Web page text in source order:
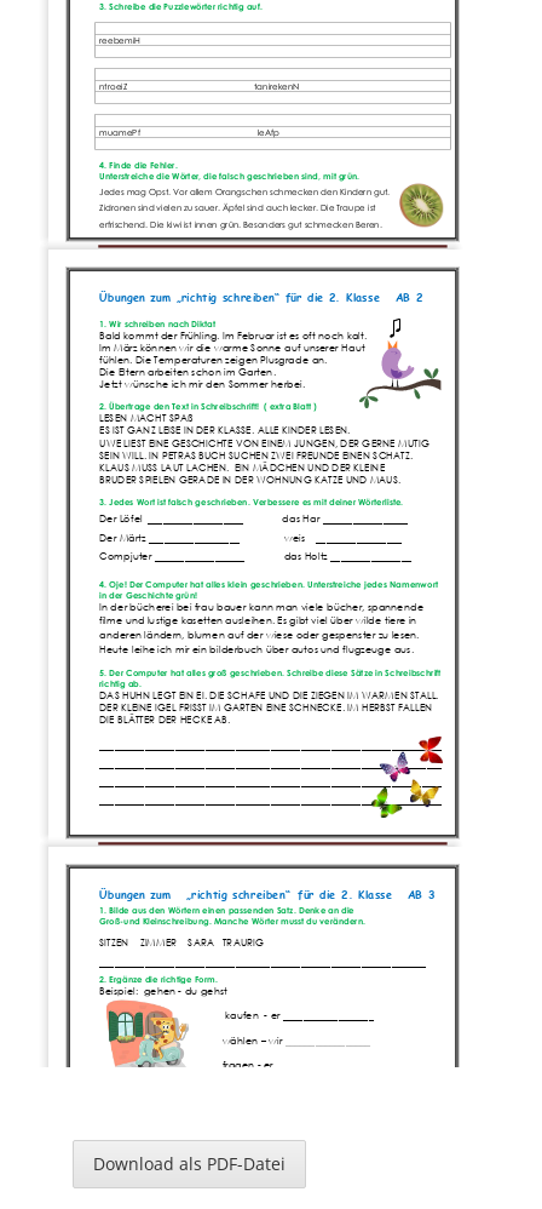
3. Schreibe die Puzzlewörter richtig auf.
reebemiH
ntroeiZ tanirekenN
muamePf leAfp
4. Finde die Fehler.
Unterstreiche die Wörter, die falsch geschrieben sind, mit grün.
Jedes mag Opst. Vor allem Orangschen schmecken den Kindern gut.
Zidronen sind vielen zu sauer. Äpfel sind auch lecker. Die Traupe ist
erfrischend. Die kiwi ist innen grün. Besonders gut schmecken Beren.
Übungen zum „richtig schreiben“ für die 2. Klasse AB 2
1 . Wir schreiben nach Diktat
Bald kommt der Frühling. Im Februar ist es oft noch kalt.
Im März können wir die warme Sonne auf unserer Haut
fühlen. Die Temperaturen zeigen Plusgrade an.
Die Eltern arbeiten schon im Garten.
Jetzt wünsche ich mir den Sommer herbei.
2. Übertrage den Text in Schreibschrift!  ( extra Blatt )
LESEN MACHT SPAß
ES IST GANZ LEISE IN DER KLASSE. ALLE KINDER LESEN.
UWE LIEST EINE GESCHICHTE VON EINEM JUNGEN, DER GERNE MUTIG
SEIN WILL. IN PETRAS BUCH SUCHEN ZWEI FREUNDE EINEN SCHATZ.
KLAUS MUSS LAUT LACHEN.  EIN MÄDCHEN UND DER KLEINE
BRUDER SPIELEN GERADE IN DER WOHNUNG KATZE UND MAUS.
3. Jedes Wort ist falsch geschrieben. Verbessere es mit deiner Wörterliste.
Der Löfel ___________________              das Har
Der Märtz
__________________                weis    _________________
Compjuter
__________________              das Holtz
4. Oje! Der Computer hat alles klein geschrieben. Unterstreiche jedes Namenwort
in der Geschichte grün!
In der bücherei bei frau bauer kann man viele bücher, spannende
filme und lustige kasetten ausleihen. Es gibt viel über wilde tiere in
anderen ländern, blumen auf der wiese oder gespenster zu lesen.
Heute leihe ich mir ein bilderbuch über autos und flugzeuge aus.
5. Der Computer hat alles groß geschrieben. Schreibe diese Sätze in Schreibschrift
richtig ab.
DAS HUHN LEGT EIN EI. DIE SCHAFE UND DIE ZIEGEN IM WARMEN STALL.
DER KLEINE IGEL FRISST IM GARTEN EINE SCHNECKE. IM HERBST FALLEN
DIE BLÄTTER DER HECKE AB.
____________________________________________________________________
____________________________________________________________________
_________________________________________________________
____________________________________________________________________
Übungen zum „richtig schreiben“ für die 2. Klasse AB 3
1. Bilde aus den Wörtern einen passenden Satz. Denke an die
Groß-und Kleinschreibung. Manche Wörter musst du verändern.
SITZEN    ZIMMER    SARA   TRAURIG
2. Ergänze die richtige Form.
Beispiel:  gehen - du gehst
kaufen - er __________________
wählen – wir _________________
fragen - er ___________________
der Fuß viele _____________
Download als PDF-Datei